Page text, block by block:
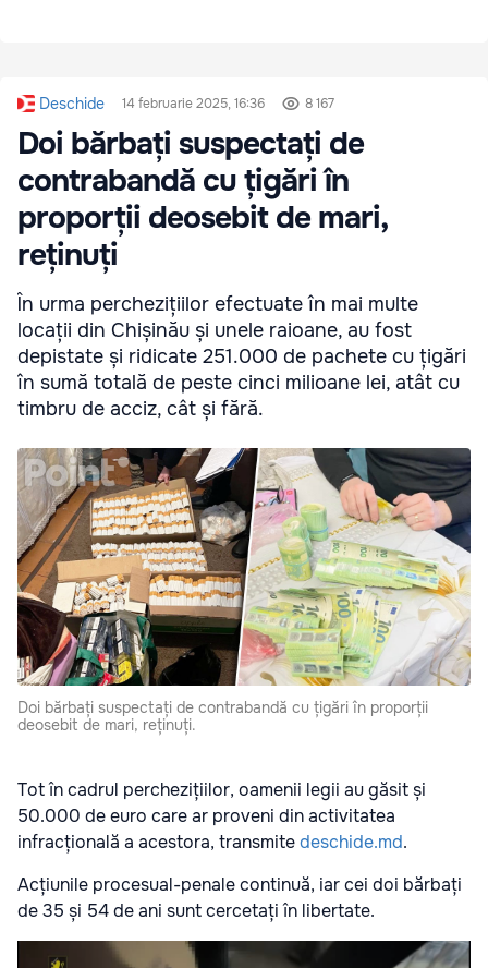
Deschide 14 februarie 2025, 16:36 8 167
Doi bărbați suspectați de
contrabandă cu țigări în
proporții deosebit de mari,
reținuți
În urma perchezițiilor efectuate în mai multe
locații din Chișinău și unele raioane, au fost
depistate și ridicate 251.000 de pachete cu țigări
în sumă totală de peste cinci milioane lei, atât cu
timbru de acciz, cât și fără.
Doi bărbați suspectați de contrabandă cu țigări în proporții
deosebit de mari, reținuți.
Tot în cadrul perchezițiilor, oamenii legii au găsit și
50.000 de euro care ar proveni din activitatea
infracțională a acestora, transmitedeschide.md.
Acțiunile procesual-penale continuă, iar cei doi bărbați
de 35 și 54 de ani sunt cercetați în libertate.